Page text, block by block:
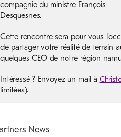
compagnie du ministre François
Desquesnes.
Cette rencontre sera pour vous
de partager votre réalité de terrain
quelques CEO de notre région
Intéressé ? Envoyez un mail à
limitées).